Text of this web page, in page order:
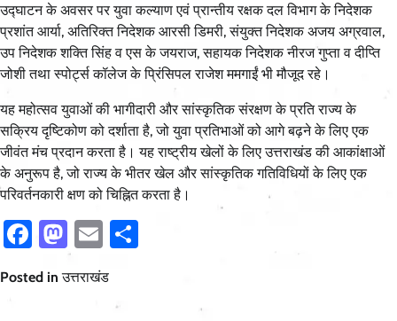
उद्घाटन के अवसर पर युवा कल्याण एवं प्रान्तीय रक्षक दल विभाग के निदेशक
प्रशांत आर्या, अतिरिक्त निदेशक आरसी डिमरी, संयुक्त निदेशक अजय अग्रवाल,
उप निदेशक शक्ति सिंह व एस के जयराज, सहायक निदेशक नीरज गुप्ता व दीप्ति
जोशी तथा स्पोर्ट्स कॉलेज के प्रिंसिपल राजेश ममगाईं भी मौजूद रहे।
यह महोत्सव युवाओं की भागीदारी और सांस्कृतिक संरक्षण के प्रति राज्य के
सक्रिय दृष्टिकोण को दर्शाता है, जो युवा प्रतिभाओं को आगे बढ़ने के लिए एक
जीवंत मंच प्रदान करता है। यह राष्ट्रीय खेलों के लिए उत्तराखंड की आकांक्षाओं
के अनुरूप है, जो राज्य के भीतर खेल और सांस्कृतिक गतिविधियों के लिए एक
परिवर्तनकारी क्षण को चिह्नित करता है।
Facebook
Mastodon
Email
Posted inउत्तराखंड